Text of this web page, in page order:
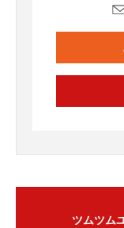
ツムツム